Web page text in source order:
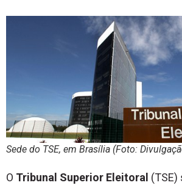
Sede do TSE, em Brasília (Foto:
O Tribunal Superior Eleitoral